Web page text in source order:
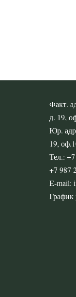
Факт.
д. 19,
Юр.
19,
Тел.:
+7 987
E-mail:
График